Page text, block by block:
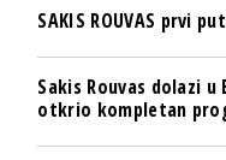
SAKIS ROUVAS prvi
Sakis Rouvas dolazi
otkrio kompletan